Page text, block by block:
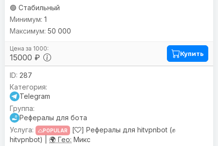
🟢 Стабильный
15000 ₽
1
50 000
Купить
287
Telegram
Рефералы для бота
POPULAR [
] Рефералы для hitvpnbot (✊
hitvpnbot) | 🌍 Гео: Микс